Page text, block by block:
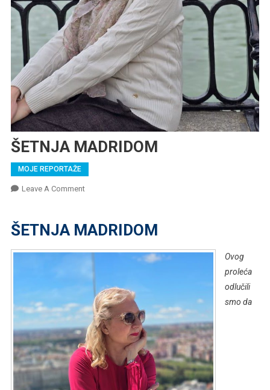
ŠETNJA MADRIDOM
MOJE REPORTAŽE
Leave A CommentOn
ŠETNJA MADRIDOM
Ovog
proleća
odlučili
smo da